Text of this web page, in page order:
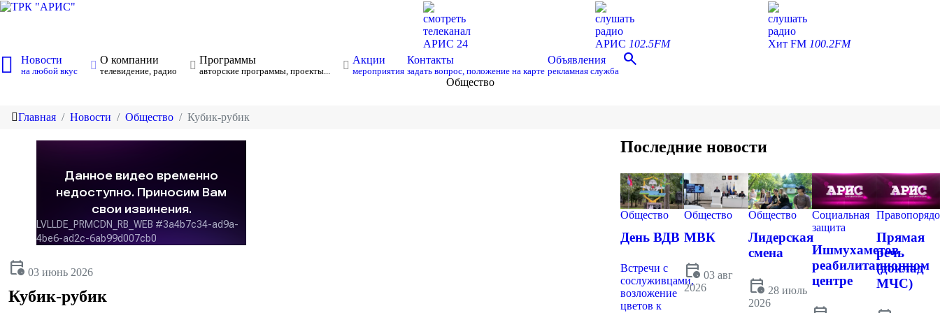
смотреть
телеканал
АРИС 24
слушать
радио
АРИС 102.5FM
слушать
радио
Хит FM 100.2FM
Новости
на любой вкус
О компании
телевидение, радио
Программы
авторские программы, проекты...
Акции
мероприятия
Контакты
задать вопрос, положение на карте
Объявления
рекламная служба
search
Общество
Главная Новости Общество Кубик-рубик
calendar_clock 03 июнь 2026
Кубик-рубик
Последние новости
Общество
День ВДВ
Встречи с
сослуживцами,
возложение
цветов к
Общество
МВК
calendar_clock 03 авг
2026
Общество
Лидерская
смена
calendar_clock 28 июль
2026
Социальная
защита
Ишмухаметов
реабилитационном
центре
Прямая
речь
(доклад
МЧС)